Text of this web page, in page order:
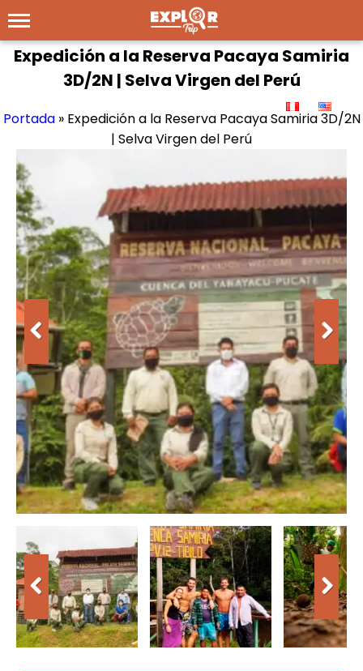
Expedición a la Reserva Pacaya Samiria
3D/2N | Selva Virgen del Perú
Portada» Expedición a la Reserva Pacaya Samiria 3D/2N
| Selva Virgen del Perú